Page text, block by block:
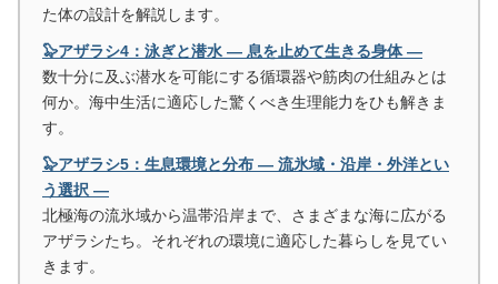
た体の設計を解説します。
🦭アザラシ4：泳ぎと潜水 ― 息を止めて生きる身体 ―
数十分に及ぶ潜水を可能にする循環器や筋肉の仕組みとは
何か。海中生活に適応した驚くべき生理能力をひも解きま
す。
🦭アザラシ5：生息環境と分布 ― 流氷域・沿岸・外洋とい
う選択 ―
北極海の流氷域から温帯沿岸まで、さまざまな海に広がる
アザラシたち。それぞれの環境に適応した暮らしを見てい
きます。